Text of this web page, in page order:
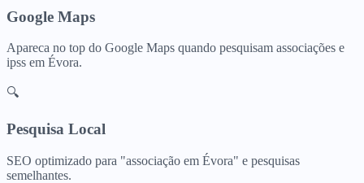
Google Maps
Apareca no top do Google Maps quando pesquisam associações e
ipss em Évora.
🔍
Pesquisa Local
SEO optimizado para "associação em Évora" e pesquisas
semelhantes.